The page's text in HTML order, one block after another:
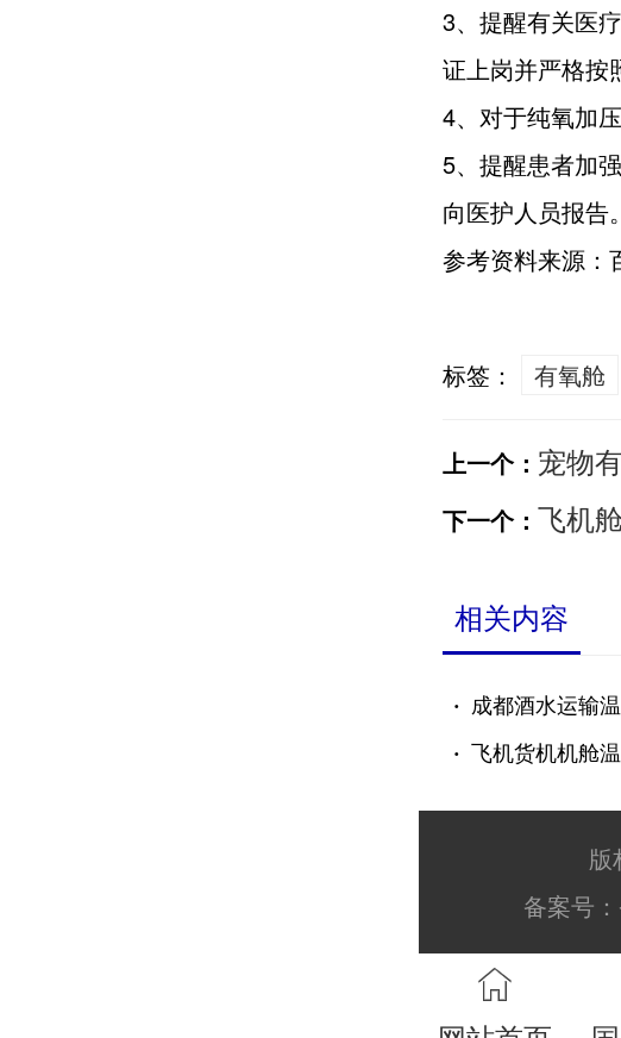
3、提醒有关医
证上岗并严格按
4、对于纯氧加
5、提醒患者加
向医护人员报告。
参考资料来源：
标签： 有氧舱
上一个： 宠物
下一个： 飞机
相关内容
· 成都酒水运输
· 飞机货机机舱
版
备案号：